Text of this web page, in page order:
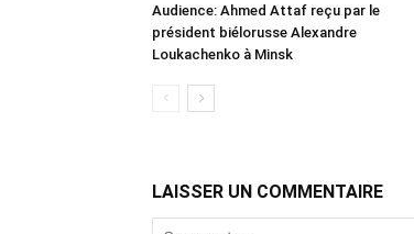
Audience: Ahmed Attaf reçu par le
président biélorusse Alexandre
Loukachenko à Minsk
LAISSER UN COMMENTAIRE